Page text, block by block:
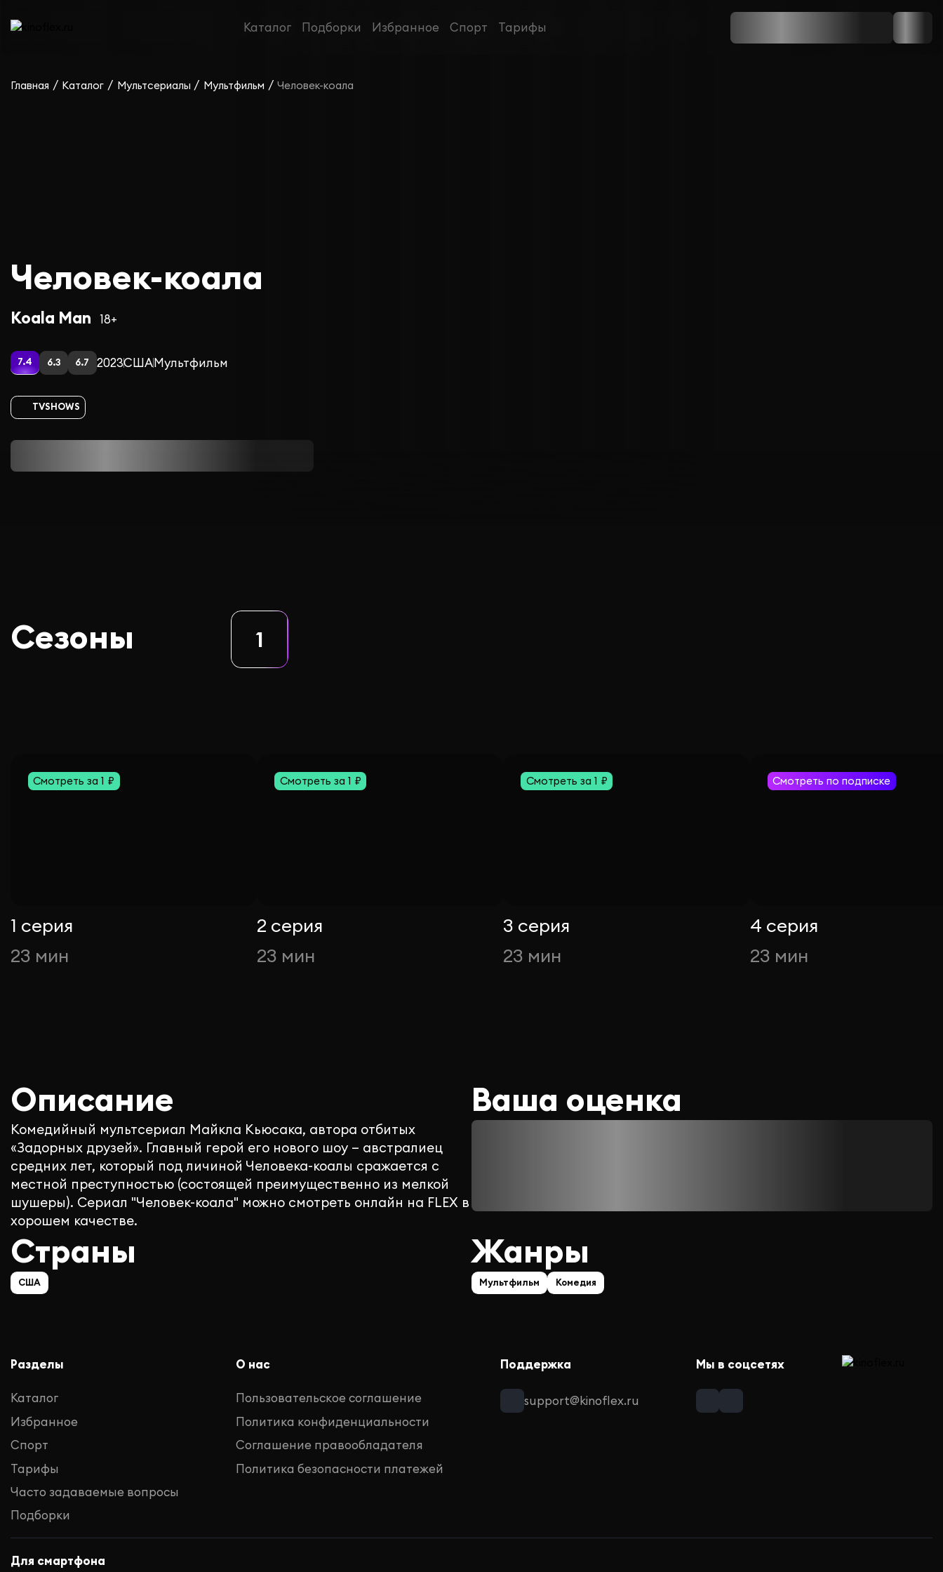
Каталог Подборки Избранное Спорт Тарифы
Главная / Каталог / Мультсериалы / Мультфильм / Человек-коала
Человек-коала
Koala Man 18+
7.4 6.3 6.7 2023СШАМультфильм
TVSHOWS
Сезоны 1
Смотреть за 1 ₽
1 серия
23 мин
Смотреть за 1 ₽
2 серия
23 мин
Смотреть за 1 ₽
3 серия
23 мин
Смотреть по подписке
4 серия
23 мин
Описание
Комедийный мультсериал Майкла Кьюсака, автора отбитых
«Задорных друзей». Главный герой его нового шоу — австралиец
средних лет, который под личиной Человека-коалы сражается с
местной преступностью (состоящей преимущественно из мелкой
шушеры). Сериал "Человек-коала" можно смотреть онлайн на FLEX в
хорошем качестве.
Ваша оценка
Страны
США
Жанры
Мультфильм Комедия
Разделы
Каталог
Избранное
Спорт
Тарифы
Часто задаваемые вопросы
Подборки
О нас
Пользовательское соглашение
Политика конфиденциальности
Соглашение правообладателя
Политика безопасности платежей
Поддержка
support@kinoflex.ru
Мы в соцсетях
Для смартфона